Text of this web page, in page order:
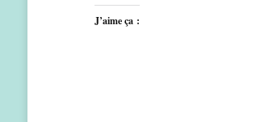
J’aime ça :